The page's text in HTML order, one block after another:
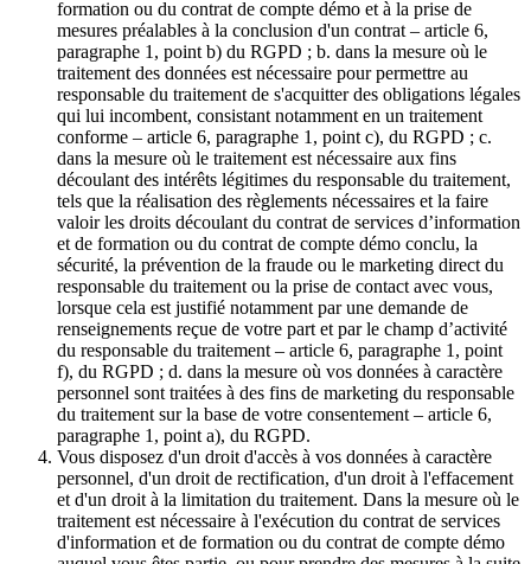
formation ou du contrat de compte démo et à la prise de
mesures préalables à la conclusion d'un contrat – article 6,
paragraphe 1, point b) du RGPD ; b. dans la mesure où le
traitement des données est nécessaire pour permettre au
responsable du traitement de s'acquitter des obligations légales
qui lui incombent, consistant notamment en un traitement
conforme – article 6, paragraphe 1, point c), du RGPD ; c.
dans la mesure où le traitement est nécessaire aux fins
découlant des intérêts légitimes du responsable du traitement,
tels que la réalisation des règlements nécessaires et la faire
valoir les droits découlant du contrat de services d’information
et de formation ou du contrat de compte démo conclu, la
sécurité, la prévention de la fraude ou le marketing direct du
responsable du traitement ou la prise de contact avec vous,
lorsque cela est justifié notamment par une demande de
renseignements reçue de votre part et par le champ d’activité
du responsable du traitement – article 6, paragraphe 1, point
f), du RGPD ; d. dans la mesure où vos données à caractère
personnel sont traitées à des fins de marketing du responsable
du traitement sur la base de votre consentement – article 6,
paragraphe 1, point a), du RGPD.
Vous disposez d'un droit d'accès à vos données à caractère
personnel, d'un droit de rectification, d'un droit à l'effacement
et d'un droit à la limitation du traitement. Dans la mesure où le
traitement est nécessaire à l'exécution du contrat de services
d'information et de formation ou du contrat de compte démo